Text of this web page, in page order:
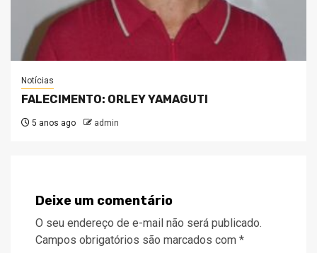
Notícias
FALECIMENTO: ORLEY YAMAGUTI
5 anos ago admin
Deixe um comentário
O seu endereço de e-mail não será publicado.
Campos obrigatórios são marcados com *